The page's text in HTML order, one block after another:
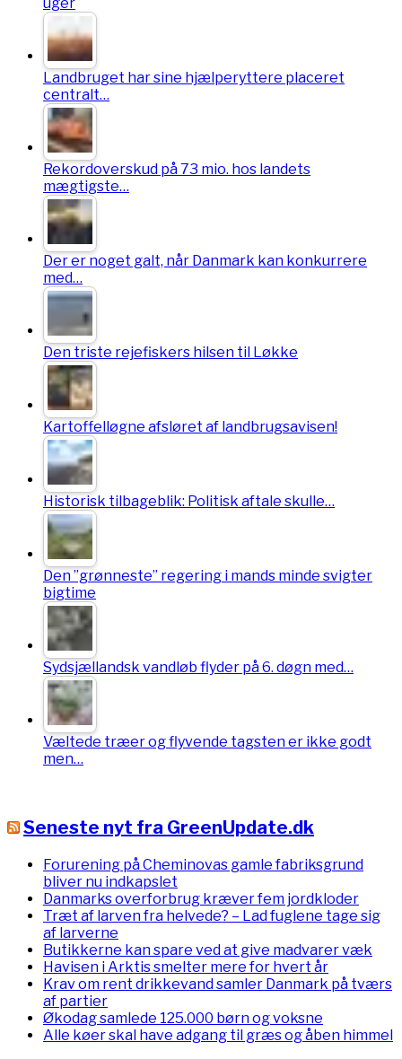
Landbruget har sine hjælperyttere placeret
centralt…
Rekordoverskud på 73 mio. hos landets
mægtigste…
Der er noget galt, når Danmark kan konkurrere
med…
Den triste rejefiskers hilsen til Løkke
Kartoffelløgne afsløret af landbrugsavisen!
Historisk tilbageblik: Politisk aftale skulle…
Den ”grønneste” regering i mands minde svigter
bigtime
Sydsjællandsk vandløb flyder på 6. døgn med…
Væltede træer og flyvende tagsten er ikke godt
men…
Seneste nyt fra GreenUpdate.dk
Forurening på Cheminovas gamle fabriksgrund
bliver nu indkapslet
Danmarks overforbrug kræver fem jordkloder
Træt af larven fra helvede? – Lad fuglene tage sig
af larverne
Butikkerne kan spare ved at give madvarer væk
Havisen i Arktis smelter mere for hvert år
Krav om rent drikkevand samler Danmark på tværs
af partier
Økodag samlede 125.000 børn og voksne
Alle køer skal have adgang til græs og åben himmel